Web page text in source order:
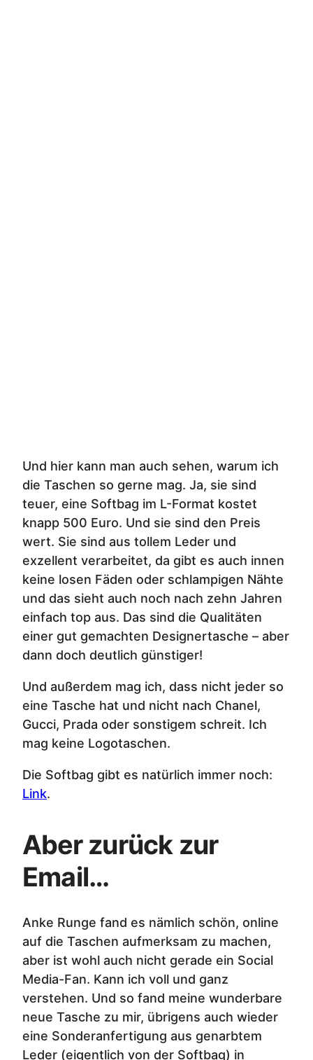
Und hier kann man auch sehen, warum ich
die Taschen so gerne mag. Ja, sie sind
teuer, eine Softbag im L-Format kostet
knapp 500 Euro. Und sie sind den Preis
wert. Sie sind aus tollem Leder und
exzellent verarbeitet, da gibt es auch innen
keine losen Fäden oder schlampigen Nähte
und das sieht auch noch nach zehn Jahren
einfach top aus. Das sind die Qualitäten
einer gut gemachten Designertasche – aber
dann doch deutlich günstiger!
Und außerdem mag ich, dass nicht jeder so
eine Tasche hat und nicht nach Chanel,
Gucci, Prada oder sonstigem schreit. Ich
mag keine Logotaschen.
Die Softbag gibt es natürlich immer noch:
Link.
Aber zurück zur
Email…
Anke Runge fand es nämlich schön, online
auf die Taschen aufmerksam zu machen,
aber ist wohl auch nicht gerade ein Social
Media-Fan. Kann ich voll und ganz
verstehen. Und so fand meine wunderbare
neue Tasche zu mir, übrigens auch wieder
eine Sonderanfertigung aus genarbtem
Leder (eigentlich von der Softbag) in